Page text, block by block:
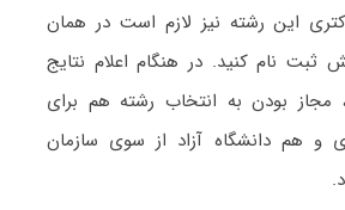
این رشته نیز لازم است در همان
ثبت نام کنید. در هنگام اعلام نتایج
مجاز بودن به انتخاب رشته هم برای
و هم دانشگاه آزاد از سوی سازمان